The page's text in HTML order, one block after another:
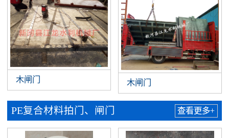
木闸门 木闸门
PE复合材料拍门、闸门 查看更多+